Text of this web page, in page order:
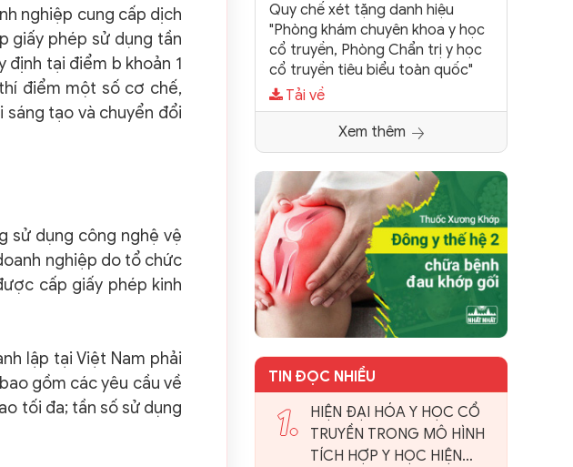
nghiệp cung cấp dịch
giấy phép sử dụng tần
tại điểm b khoản 1
điểm một số cơ chế,
tạo và chuyển đổi
sử dụng công nghệ vệ
nghiệp do tổ chức
cấp giấy phép kinh
lập tại Việt Nam phải
gồm các yêu cầu về
tối đa; tần số sử dụng
Quy chế xét tặng danh hiệu
"Phòng khám chuyên khoa y học
cổ truyền, Phòng Chẩn trị y học
cổ truyền tiêu biểu toàn quốc"
Tải về
Xem thêm
TIN ĐỌC NHIỀU
1.
HIỆN ĐẠI HÓA Y HỌC CỔ
TRUYỀN TRONG MÔ HÌNH
TÍCH HỢP Y HỌC HIỆN